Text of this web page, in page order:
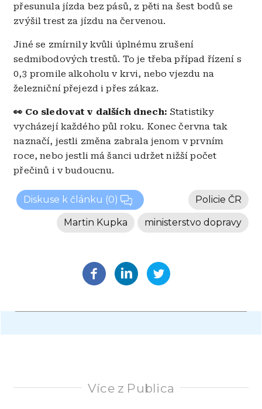
přesunula jízda bez pásů, z pěti na šest bodů se
zvýšil trest za jízdu na červenou.
Jiné se zmírnily kvůli úplnému zrušení
sedmibodových trestů. To je třeba případ řízení s
0,3 promile alkoholu v krvi, nebo vjezdu na
železniční přejezd i přes zákaz.
👀 Co sledovat v dalších dnech: Statistiky
vycházejí každého půl roku. Konec června tak
naznačí, jestli změna zabrala jenom v prvním
roce, nebo jestli má šanci udržet nižší počet
přečinů i v budoucnu.
Diskuse k článku (0) Policie ČR
ministerstvo dopravy
Martin Kupka
Více z Publica